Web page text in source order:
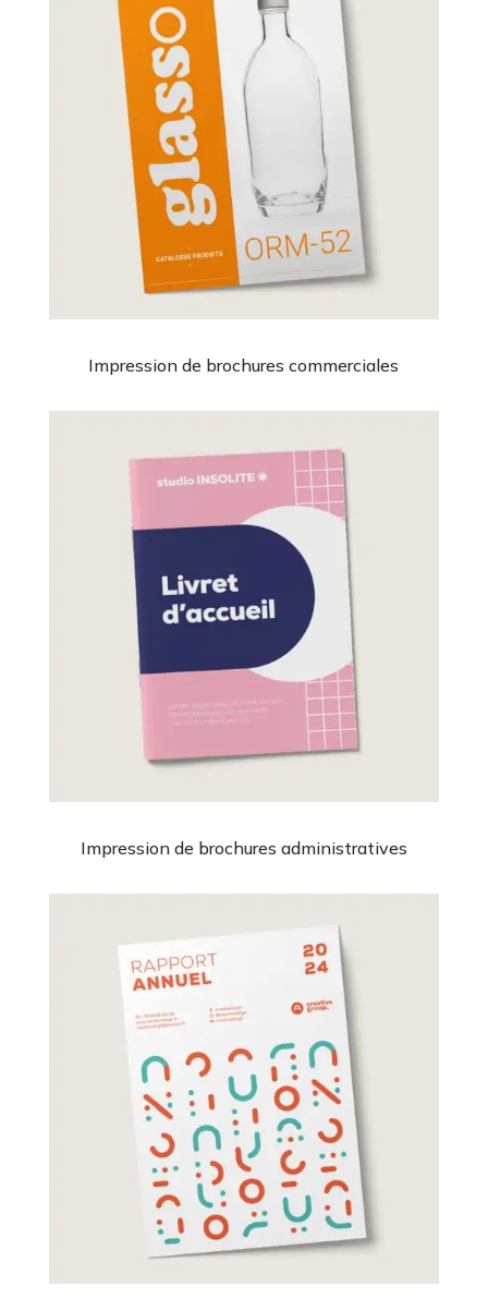
Impression de brochures commerciales
Impression de brochures administratives